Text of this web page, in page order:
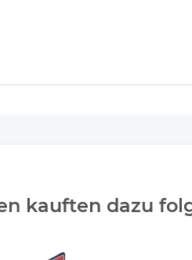
kauften dazu